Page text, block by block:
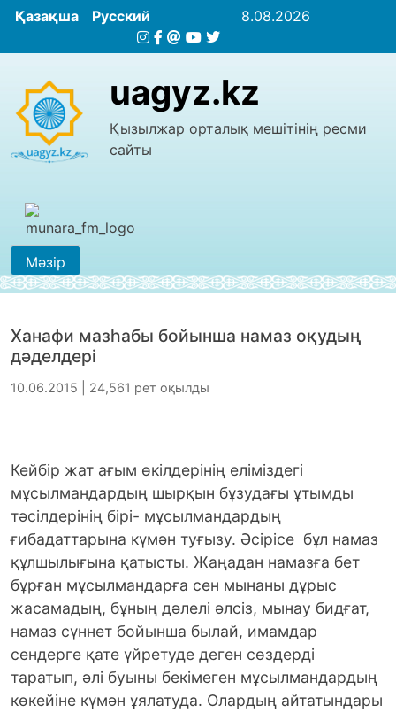
Қазақша Русский 8.08.2026
uagyz.kz
Қызылжар орталық мешітінің ресми
сайты
Мәзір
Ханафи мазһабы бойынша намаз оқудың
дәделдері
10.06.2015 | 24,561 рет оқылды
Кейбір жат ағым өкілдерінің еліміздегі
мұсылмандардың шырқын бұзудағы ұтымды
тәсілдерінің бірі- мұсылмандардың
ғибадаттарына күмән туғызу. Әсірісе бұл намаз
құлшылығына қатысты. Жаңадан намазға бет
бұрған мұсылмандарға сен мынаны дұрыс
жасамадың, бұның дәлелі әлсіз, мынау бидғат,
намаз сүннет бойынша былай, имамдар
сендерге қате үйретуде деген сөздерді
таратып, әлі буыны бекімеген мұсылмандардың
көкейіне күмән ұялатуда. Олардың айтатындары